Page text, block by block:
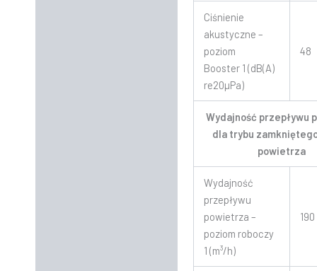
Ciśnienie
akustyczne –
poziom
Booster 1 (dB(A)
re20µPa)
48
Wydajność przepływu
dla trybu
powietrza
Wydajność
przepływu
powietrza –
poziom roboczy
1 (m³/h)
190